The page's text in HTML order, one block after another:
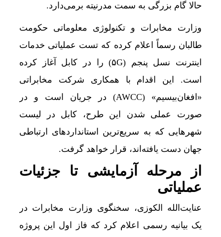
حالا گام بزرگی به سمت مدرنیته برمی‌دارد.
وزارت مخابرات و تکنولوژی معلوماتی حکومت
طالبان رسماً اعلام کرده که تست عملیاتی خدمات
اینترنت نسل پنجم (۵G) را در کابل آغاز کرده
است. این اقدام با همکاری شرکت مخابراتی
«افغان‌بیسیم» (AWCC) در جریان است و در
صورت عملی شدن این طرح، کابل در لیست
شهرهایی که به سریع‌ترین استانداردهای ارتباطی
جهان دست یافته‌اند، قرار خواهد گرفت.
از مرحله آزمایشی تا جزئیات
عملیاتی
عنایت‌الله الکوزی، سخنگوی وزارت مخابرات در
یک بیانیه رسمی اعلام کرد که فاز اول این پروژه